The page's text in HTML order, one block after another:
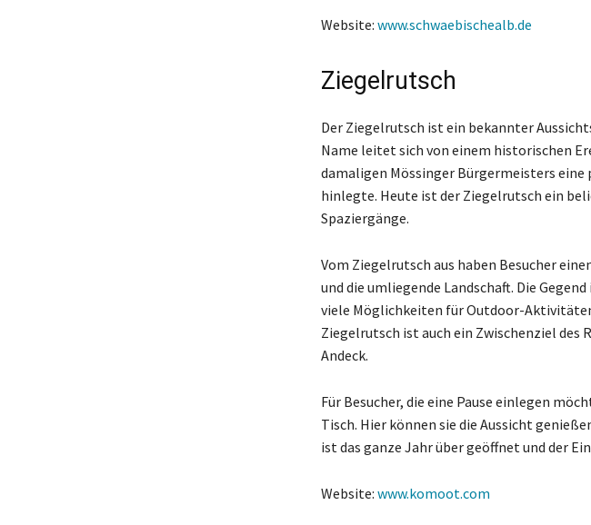
Website: www.schwaebischealb.de
Ziegelrutsch
Der Ziegelrutsch ist ein bekannter
Name leitet sich von einem historischen
damaligen Mössinger Bürgermeisters
hinlegte. Heute ist der Ziegelrutsch ein
Spaziergänge.
Vom Ziegelrutsch aus haben Besucher
und die umliegende Landschaft. Die
viele Möglichkeiten für Outdoor-
Ziegelrutsch ist auch ein Zwischenziel des
Andeck.
Für Besucher, die eine Pause einlegen
Tisch. Hier können sie die Aussicht
ist das ganze Jahr über geöffnet und der
Website: www.komoot.com